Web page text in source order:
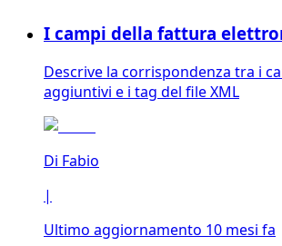
I campi della fattura
Descrive la corrispondenza tra i
aggiuntivi e i tag del file XML
Di Fabio
|
Ultimo aggiornamento 10 mesi fa